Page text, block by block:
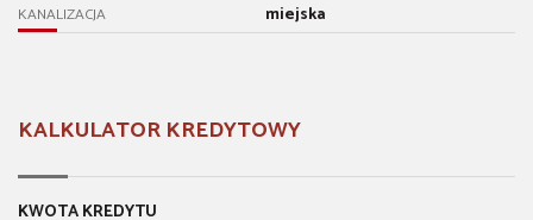
KANALIZACJA miejska
KALKULATOR KREDYTOWY
KWOTA KREDYTU